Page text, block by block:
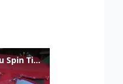
Gualtieri: "Responsabilità del Viminale su Spin Time? La posizione dei partiti è nota"